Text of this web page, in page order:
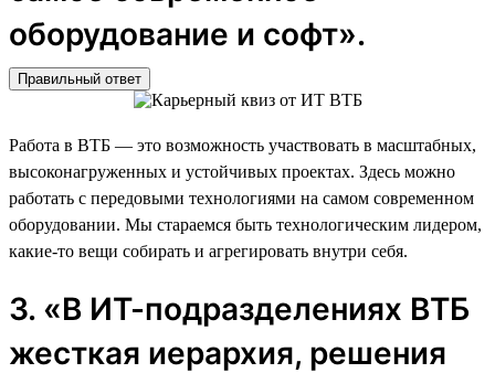
оборудование и софт».
Правильный ответ
Работа в ВТБ — это возможность участвовать в масштабных,
высоконагруженных и устойчивых проектах. Здесь можно
работать с передовыми технологиями на самом современном
оборудовании. Мы стараемся быть технологическим лидером,
какие-то вещи собирать и агрегировать внутри себя.
3. «В ИТ-подразделениях ВТБ
жесткая иерархия, решения